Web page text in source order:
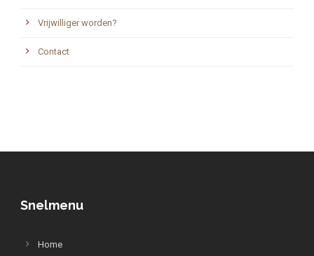
Vrijwilliger worden?
Contact
Snelmenu
Home